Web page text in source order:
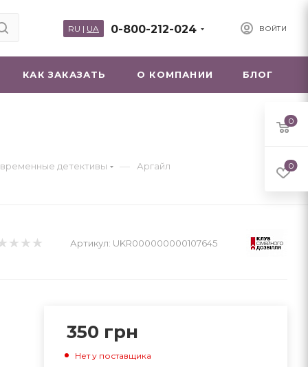
ВОЙТИ
0-800-212-024
RU | UA
КАК ЗАКАЗАТЬ О КОМПАНИИ БЛОГ
детективы — Аргайл
Артикул: UKR000000000107645
350 грн
Нет у поставщика
0
0